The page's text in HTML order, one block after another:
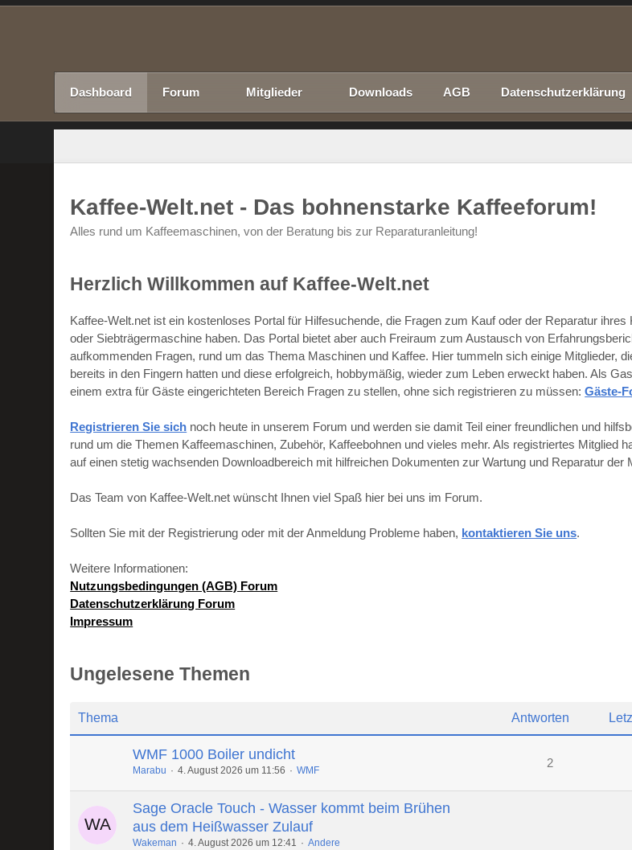
Dashboard Forum Mitglieder Downloads AGB Datenschutzerklärung
Kaffee-Welt.net - Das bohnenstarke Kaffeeforum!
Alles rund um Kaffeemaschinen, von der Beratung bis zur Reparaturanleitung!
Herzlich Willkommen auf Kaffee-Welt.net
Kaffee-Welt.net ist ein kostenloses Portal für Hilfesuchende, die Fragen zum Kauf oder der Reparatur ihres
oder Siebträgermaschine haben. Das Portal bietet aber auch Freiraum zum Austausch von
aufkommenden Fragen, rund um das Thema Maschinen und Kaffee. Hier tummeln sich einige Mitglieder,
bereits in den Fingern hatten und diese erfolgreich, hobbymäßig, wieder zum Leben erweckt haben. Als
einem extra für Gäste eingerichteten Bereich Fragen zu stellen, ohne sich registrieren zu müssen:Gäste-
Registrieren Sie sich noch heute in unserem Forum und werden sie damit Teil einer freundlichen und
rund um die Themen Kaffeemaschinen, Zubehör, Kaffeebohnen und vieles mehr. Als registriertes Mitglied
auf einen stetig wachsenden Downloadbereich mit hilfreichen Dokumenten zur Wartung und Reparatur der
Das Team von Kaffee-Welt.net wünscht Ihnen viel Spaß hier bei uns im Forum.
Sollten Sie mit der Registrierung oder mit der Anmeldung Probleme haben, kontaktieren Sie uns.
Weitere Informationen:
Nutzungsbedingungen (AGB) Forum
Datenschutzerklärung Forum
Impressum
Ungelesene Themen
Thema Antworten
WMF 1000 Boiler undicht
Marabu 4. August 2026 um 11:56 WMF
2
Sage Oracle Touch - Wasser kommt beim Brühen
aus dem Heißwasser Zulauf
Wakeman 4. August 2026 um 12:41 Andere